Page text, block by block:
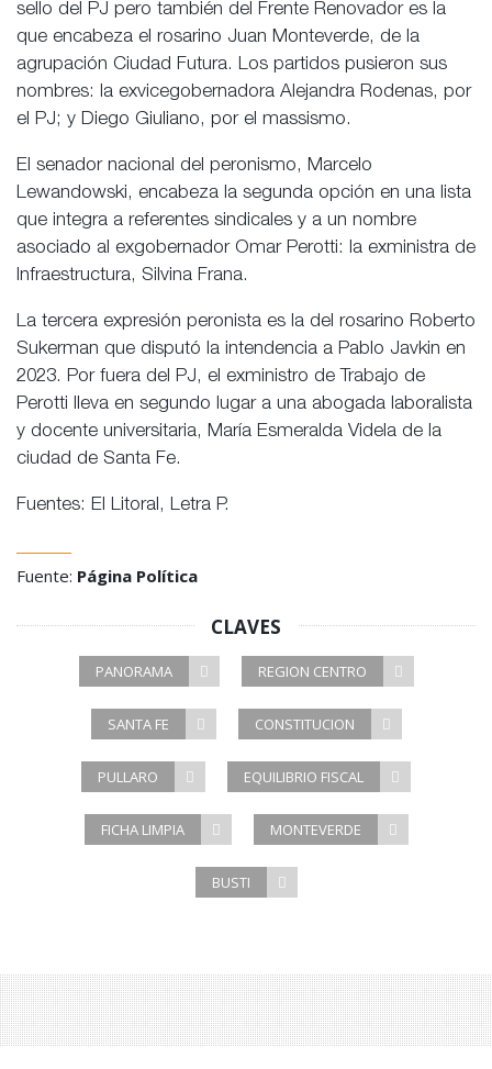
sello del PJ pero también del Frente Renovador es la
que encabeza el rosarino Juan Monteverde, de la
agrupación Ciudad Futura. Los partidos pusieron sus
nombres: la exvicegobernadora Alejandra Rodenas, por
el PJ; y Diego Giuliano, por el massismo.
El senador nacional del peronismo, Marcelo
Lewandowski, encabeza la segunda opción en una lista
que integra a referentes sindicales y a un nombre
asociado al exgobernador Omar Perotti: la exministra de
Infraestructura, Silvina Frana.
La tercera expresión peronista es la del rosarino Roberto
Sukerman que disputó la intendencia a Pablo Javkin en
2023. Por fuera del PJ, el exministro de Trabajo de
Perotti lleva en segundo lugar a una abogada laboralista
y docente universitaria, María Esmeralda Videla de la
ciudad de Santa Fe.
Fuentes: El Litoral, Letra P.
Fuente: Página Política
CLAVES
PANORAMA REGION CENTRO
SANTA FE CONSTITUCION
PULLARO EQUILIBRIO FISCAL
FICHA LIMPIA MONTEVERDE
BUSTI